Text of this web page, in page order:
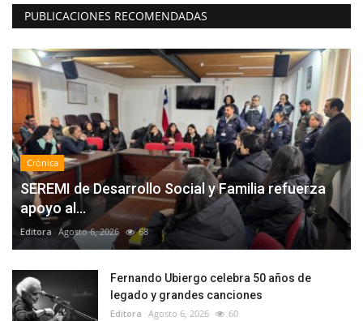
PUBLICACIONES RECOMENDADAS
Crónica
SEREMI de Desarrollo Social y Familia refuerza
apoyo al...
Editora Agosto 6, 2026 68
Fernando Ubiergo celebra 50 años de
legado y grandes canciones
Editora Agosto 6, 2026 60